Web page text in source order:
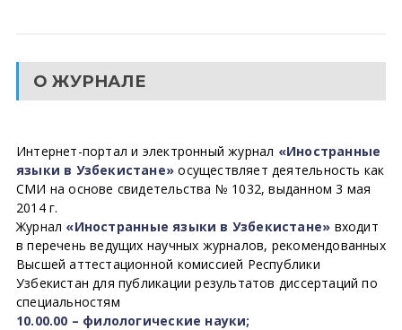
О ЖУРНАЛЕ
Интернет-портал и электронный журнал «Иностранные
языки в Узбекистане» осуществляет деятельность как
СМИ на основе свидетельства № 1032, выданном 3 мая
2014 г.
Журнал «Иностранные языки в Узбекистане» входит
в перечень ведущих научных журналов, рекомендованных
Высшей аттестационной комиссией Республики
Узбекистан для публикации результатов диссертаций по
специальностям
10.00.00 – филологические науки;